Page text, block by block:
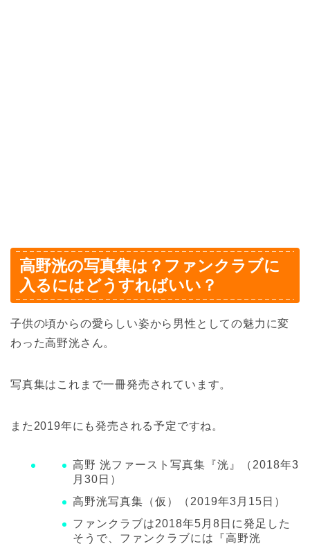
高野洸の写真集は？ファンクラブに
入るにはどうすればいい？
子供の頃からの愛らしい姿から男性としての魅力に変
わった高野洸さん。
写真集はこれまで一冊発売されています。
また2019年にも発売される予定ですね。
高野 洸ファースト写真集『洸』（2018年3
月30日）
高野洸写真集（仮）（2019年3月15日）
ファンクラブは2018年5月8日に発足した
そうで、ファンクラブには『高野洸